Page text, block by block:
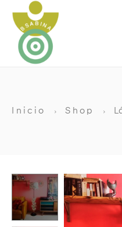
Inicio Shop